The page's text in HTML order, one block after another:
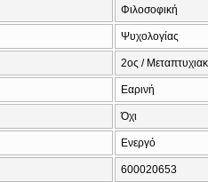
Φιλοσοφική
Ψυχολογίας
2ος /
Εαρινή
Όχι
Ενεργό
600020653